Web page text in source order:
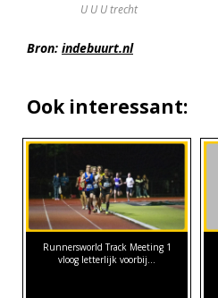
U U U trecht
Bron: indebuurt.nl
Ook interessant:
Runnersworld Track Meeting 1
vloog letterlijk voorbij...